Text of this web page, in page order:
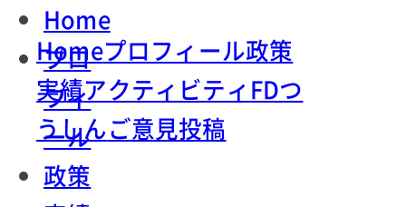
Home
プロ
フィ
ール
政策
Homeプロフィール政策
実績アクティビティFDつ
うしんご意見投稿